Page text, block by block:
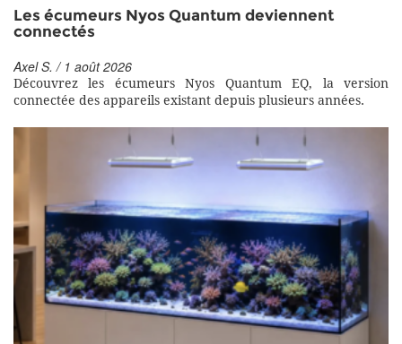
Les écumeurs Nyos Quantum deviennent
connectés
Axel S. / 1 août 2026
Découvrez les écumeurs Nyos Quantum EQ, la version
connectée des appareils existant depuis plusieurs années.